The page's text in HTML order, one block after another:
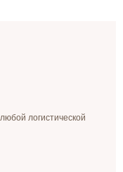
логистической